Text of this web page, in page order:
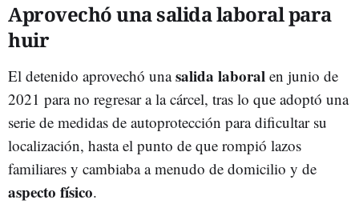
Aprovechó una salida laboral para
huir
El detenido aprovechó unasalida laboral en junio de
2021 para no regresar a la cárcel, tras lo que adoptó una
serie de medidas de autoprotección para dificultar su
localización, hasta el punto de que rompió lazos
familiares y cambiaba a menudo de domicilio y de
aspecto físico.